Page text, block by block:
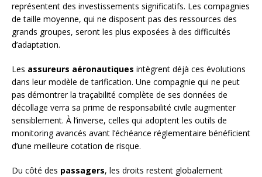
représentent des investissements significatifs. Les compagnies
de taille moyenne, qui ne disposent pas des ressources des
grands groupes, seront les plus exposées à des difficultés
d’adaptation.
Les assureurs aéronautiques intègrent déjà ces évolutions
dans leur modèle de tarification. Une compagnie qui ne peut
pas démontrer la traçabilité complète de ses données de
décollage verra sa prime de responsabilité civile augmenter
sensiblement. À l’inverse, celles qui adoptent les outils de
monitoring avancés avant l’échéance réglementaire bénéficient
d’une meilleure cotation de risque.
Du côté des passagers, les droits restent globalement